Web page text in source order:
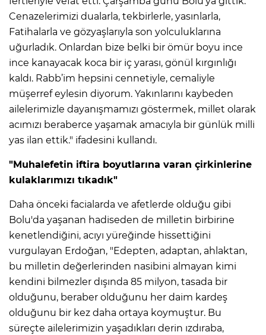
Cenazelerimizi dualarla, tekbirlerle, yasınlarla,
Fatihalarla ve gözyaşlarıyla son yolculuklarına
uğurladık. Onlardan bize belki bir ömür boyu ince
ince kanayacak koca bir iç yarası, gönül kırgınlığı
kaldı. Rabb’im hepsini cennetiyle, cemaliyle
müşerref eylesin diyorum. Yakınlarını kaybeden
ailelerimizle dayanışmamızı göstermek, millet olarak
acımızı beraberce yaşamak amacıyla bir günlük milli
yas ilan ettik." ifadesini kullandı.
"Muhalefetin iftira boyutlarına varan çirkinlerine
kulaklarımızı tıkadık"
Daha önceki facialarda ve afetlerde olduğu gibi
Bolu'da yaşanan hadiseden de milletin birbirine
kenetlendiğini, acıyı yüreğinde hissettiğini
vurgulayan Erdoğan, "Edepten, adaptan, ahlaktan,
bu milletin değerlerinden nasibini almayan kimi
kendini bilmezler dışında 85 milyon, tasada bir
olduğunu, beraber olduğunu her daim kardeş
olduğunu bir kez daha ortaya koymuştur. Bu
süreçte ailelerimizin yaşadıkları derin ızdıraba,